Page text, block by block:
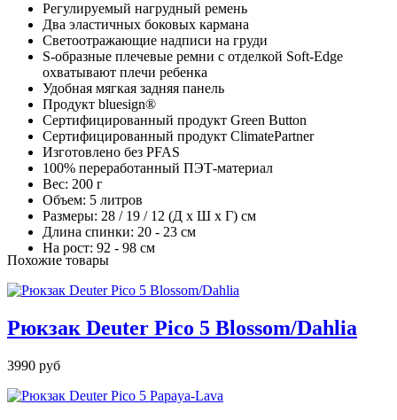
Регулируемый нагрудный ремень
Два эластичных боковых кармана
Светоотражающие надписи на груди
S-образные плечевые ремни с отделкой Soft-Edge
охватывают плечи ребенка
Удобная мягкая задняя панель
Продукт bluesign®
Сертифицированный продукт Green Button
Сертифицированный продукт ClimatePartner
Изготовлено без PFAS
100% переработанный ПЭТ-материал
Вес: 200 г
Объем: 5 литров
Размеры: 28 / 19 / 12 (Д x Ш x Г) см
Длина спинки: 20 - 23 см
На рост: 92 - 98 см
Похожие товары
Рюкзак Deuter Pico 5 Blossom/Dahlia
3990 руб